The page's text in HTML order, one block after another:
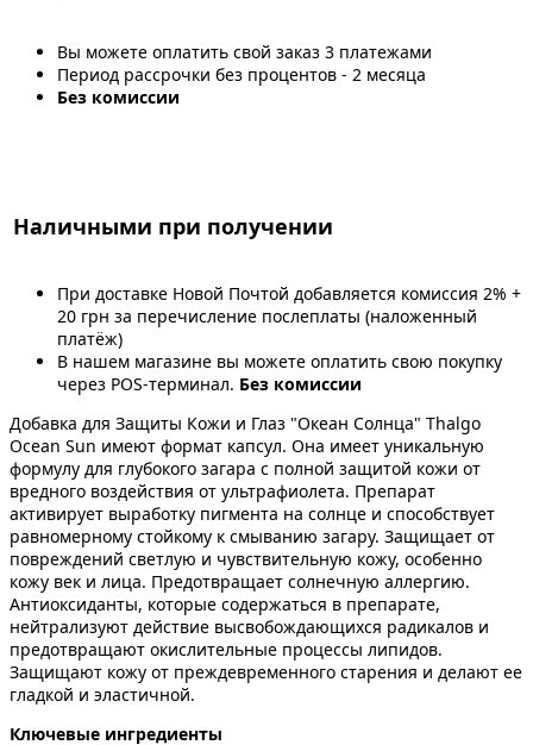
Вы можете оплатить свой заказ 3 платежами
Период рассрочки без процентов - 2 месяца
Без комиссии
Наличными при получении
При доставке Новой Почтой добавляется комиссия 2% +
20 грн за перечисление послеплаты (наложенный
платёж)
В нашем магазине вы можете оплатить свою покупку
через POS-терминал. Без комиссии
Добавка для Защиты Кожи и Глаз "Океан Солнца" Thalgo
Ocean Sun имеют формат капсул. Она имеет уникальную
формулу для глубокого загара с полной защитой кожи от
вредного воздействия от ультрафиолета. Препарат
активирует выработку пигмента на солнце и способствует
равномерному стойкому к смыванию загару. Защищает от
повреждений светлую и чувствительную кожу, особенно
кожу век и лица. Предотвращает солнечную аллергию.
Антиоксиданты, которые содержаться в препарате,
нейтрализуют действие высвобождающихся радикалов и
предотвращают окислительные процессы липидов.
Защищают кожу от преждевременного старения и делают ее
гладкой и эластичной.
Ключевые ингредиенты